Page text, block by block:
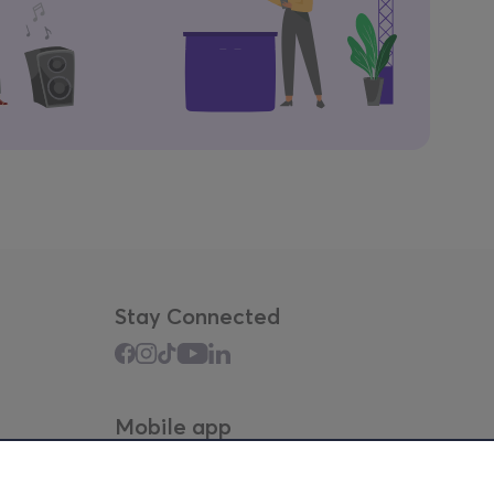
Stay Connected
Mobile app